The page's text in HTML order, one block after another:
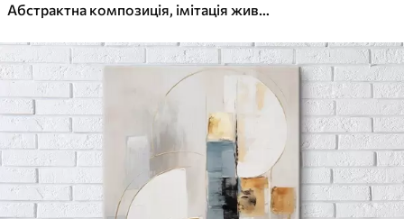
Абстрактна композиція, імітація живопису